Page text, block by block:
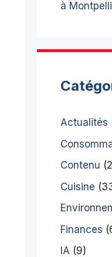
à
Actualités
Contenu
Cuisine
Finances
IA (9)